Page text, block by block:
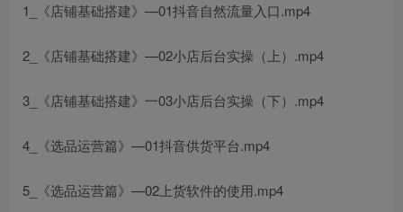
1_《店铺基础搭建》—01抖音自然流量入口.mp4
2_《店铺基础搭建》—02小店后台实操（上）.mp4
3_《店铺基础搭建》一03小店后台实操（下）.mp4
4_《选品运营篇》—01抖音供货平台.mp4
5_《选品运营篇》—02上货软件的使用.mp4